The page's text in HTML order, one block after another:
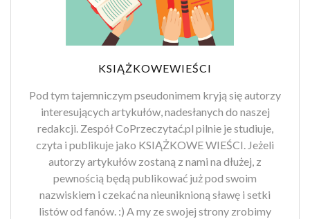
KSIĄŻKOWEWIEŚCI
Pod tym tajemniczym pseudonimem kryją się autorzy
interesujących artykułów, nadesłanych do naszej
redakcji. Zespół CoPrzeczytać.pl pilnie je studiuje,
czyta i publikuje jako KSIĄŻKOWE WIEŚCI. Jeżeli
autorzy artykułów zostaną z nami na dłużej, z
pewnością będą publikować już pod swoim
nazwiskiem i czekać na nieuniknioną sławę i setki
listów od fanów. :) A my ze swojej strony zrobimy